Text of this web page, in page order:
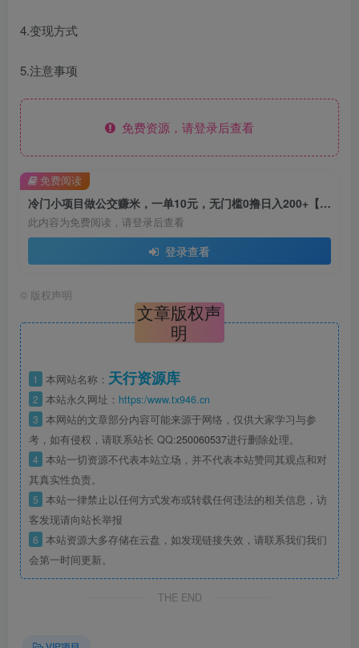
4.变现方式
5.注意事项
免费资源，请登录后查看
冷门小项目做公交赚米，一单10元，无门槛0撸日入200+【揭秘】
此内容为免费阅读，请登录后查看
登录查看
免费阅读
© 版权声明
文章版权声
明
1 本网站名称： 天行资源库
2 本站永久网址： https:/www.tx946.cn
3 本网站的文章部分内容可能来源于网络，仅供大家学习与参
考，如有侵权，请联系站长 QQ:250060537进行删除处理。
4 本站一切资源不代表本站立场，并不代表本站赞同其观点和对
其真实性负责。
5 本站一律禁止以任何方式发布或转载任何违法的相关信息，访
客发现请向站长举报
6 本站资源大多存储在云盘，如发现链接失效，请联系我们我们
会第一时间更新。
THE END